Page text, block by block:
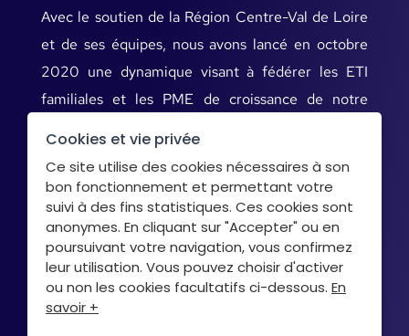
Avec le soutien de la Région Centre-Val de Loire
et de ses équipes, nous avons lancé en octobre
2020 une dynamique visant à fédérer les ETI
familiales et les PME de croissance de notre
Mentions légales
Données personnelles
Cookies
Cookies et vie privée
Ce site utilise des cookies nécessaires à son
bon fonctionnement et permettant votre
suivi à des fins statistiques. Ces cookies sont
anonymes. En cliquant sur "Accepter" ou en
poursuivant votre navigation, vous confirmez
leur utilisation. Vous pouvez choisir d'activer
ou non les cookies facultatifs ci-dessous. En
savoir +